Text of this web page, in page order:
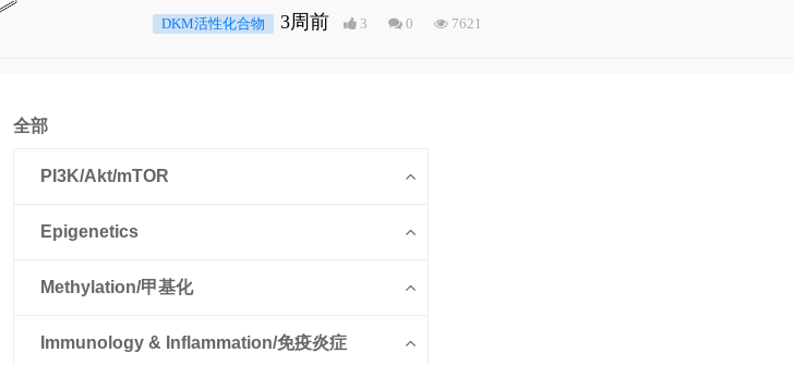
DKM活性化合物 3周前 3 0 7621
全部
PI3K/Akt/mTOR
Epigenetics
Methylation/甲基化
Immunology & Inflammation/免疫炎症